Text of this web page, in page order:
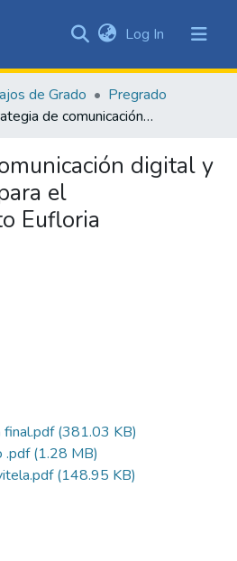
&
Collections
Statistics
Log In (current)
de Grado
Pregrado
Estrategia de comunicación digital y sostenibilidad para el emprendimiento Eufloria
digital y
el
Eufloria
final.pdf(381.03 KB)
.pdf(1.28 MB)
(148.95 KB)